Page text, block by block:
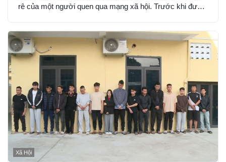
rê của một người quen qua mạng xã hội. Trước khi được
Xã Hội